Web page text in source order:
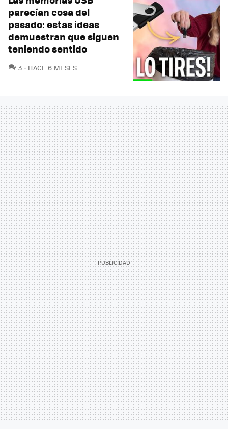
parecían cosa del
pasado: estas ideas
demuestran que siguen
teniendo sentido
3 COMENTARIOS
HACE 6 MESES